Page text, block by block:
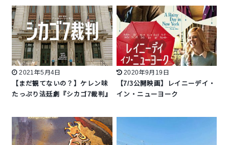
2021年5月4日
【まだ観てないの？】ケレン味
たっぷり法廷劇『シカゴ7裁判』
2020年9月19日
【7/3公開映画】レイニーデイ・
イン・ニューヨーク